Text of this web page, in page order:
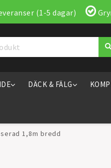
(1-5 dagar)
DÄCK & FÄLG
1,8m bredd